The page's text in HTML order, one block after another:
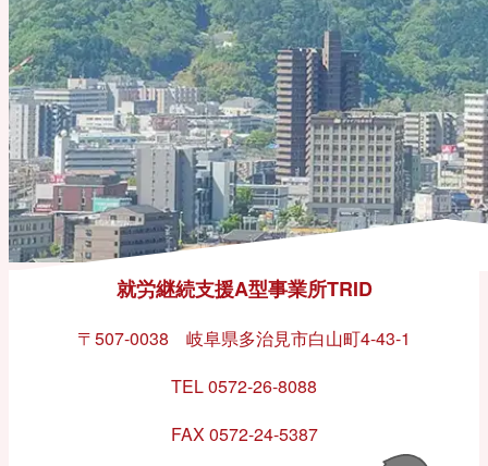
就労継続支援A型事業所TRID
〒507-0038 岐阜県多治見市白山町4-43-1
TEL 0572-26-8088
FAX 0572-24-5387